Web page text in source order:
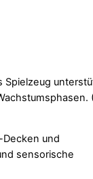
Spielzeug
Decken und
sensorische